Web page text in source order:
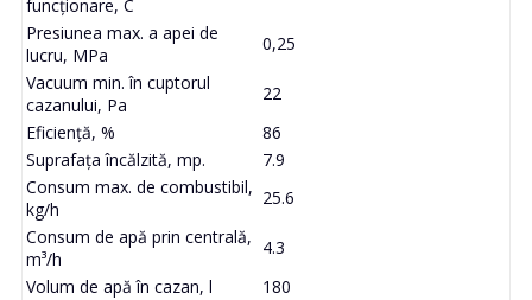
funcționare, C
Presiunea max. a apei de
lucru, MPa
0,25
Vacuum min. în cuptorul
cazanului, Pa
22
Eficiență, %
86
Suprafața încălzită, mp.
7.9
Consum max. de combustibil,
kg/h
25.6
Consum de apă prin centrală,
m³/h
4.3
Volum de apă în cazan, l
180